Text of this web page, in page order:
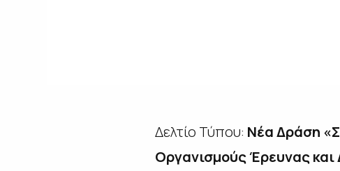
Δελτίο Τύπου: Νέα Δράση
Οργανισμούς Έρευνας και